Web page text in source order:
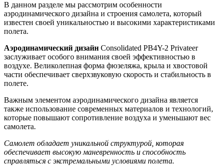
В данном разделе мы рассмотрим особенности
аэродинамического дизайна и строения самолета, который
известен своей уникальностью и высокими характеристиками
полета.
Аэродинамический дизайн Consolidated PB4Y-2 Privateer
заслуживает особого внимания своей эффективностью в
воздухе. Великолепная форма фюзеляжа, крыла и хвостовой
части обеспечивает сверхзвуковую скорость и стабильность в
полете.
Важным элементом аэродинамического дизайна является
также использование современных материалов и технологий,
которые повышают сопротивление воздуха и уменьшают вес
самолета.
Самолет обладает уникальной структурой, которая
обеспечивает высокую маневренность и способность
справляться с экстремальными условиями полета.